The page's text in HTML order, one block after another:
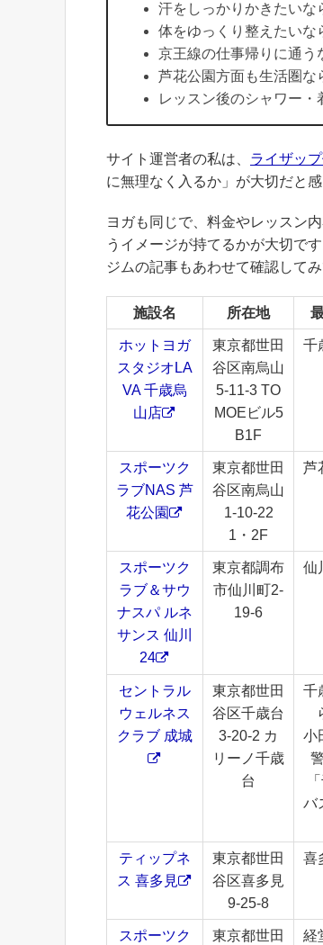
汗をしっかりかきたいな
体をゆっくり整えたいな
京王線の仕事帰りに通う
芦花公園方面も生活圏な
レッスン後のシャワー
サイト運営者の私は、 ライザッ
に無理なく入るか」が大切だと感
ヨガも同じで、料金やレッスン
うイメージが持てるかが大切で
ジムの記事もあわせて確認してみ
施設名 所在地
ホットヨガ
スタジオLA
VA 千歳烏
山店
東京都世田
谷区南烏山
5-11-3 TO
MOEビル5
B1F
千
スポーツク
ラブNAS 芦
花公園
東京都世田
谷区南烏山
1-10-22
1・2F
芦
スポーツク
ラブ＆サウ
ナスパ ルネ
サンス 仙川
24
東京都調布
市仙川町2-
19-6
仙
セントラル
ウェルネス
クラブ 成城
東京都世田
谷区千歳台
3-20-2 カ
リーノ千歳
台
千
小
バ
ティップネ
ス 喜多見
東京都世田
谷区喜多見
9-25-8
喜
スポーツク
東京都世田
経